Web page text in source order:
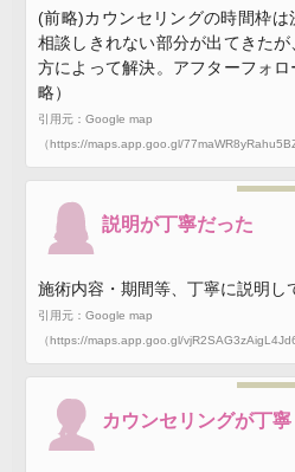
(前略)カウンセリングの時間枠は
相談しきれない部分が出てきた
方によって解決。アフターフォ
略）
引用元：Google map
（https://maps.app.goo.gl/
説明が丁寧だった
施術内容・期間等、丁寧に説明し
引用元：Google map
（https://maps.app.goo.gl/vjR2SAG3zAigL4Jd6
カウンセリングが丁寧